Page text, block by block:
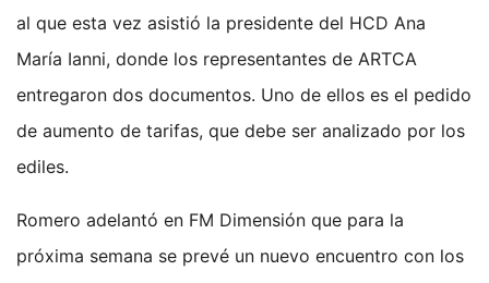
al que esta vez asistió la presidente del HCD Ana
María Ianni, donde los representantes de ARTCA
entregaron dos documentos. Uno de ellos es el pedido
de aumento de tarifas, que debe ser analizado por los
ediles.
Romero adelantó en FM Dimensión que para la
próxima semana se prevé un nuevo encuentro con los